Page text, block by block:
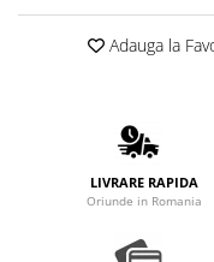
Stabilizatoare tensiune
Piese schimb
Portafiltre
Adauga la
LIVRARE RAPIDA
Oriunde in Romania